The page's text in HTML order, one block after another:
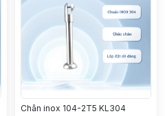
Chân inox 104-2T5 KL304